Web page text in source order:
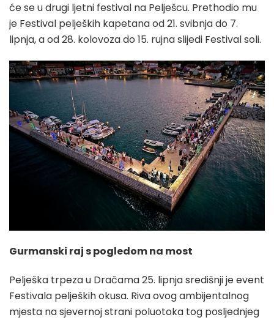
će se u drugi ljetni festival na Pelješcu. Prethodio mu
je Festival peljeških kapetana od 21. svibnja do 7.
lipnja, a od 28. kolovoza do 15. rujna slijedi Festival soli.
Gurmanski raj s pogledom na most
Pelješka trpeza u Dračama 25. lipnja središnji je event
Festivala peljeških okusa. Riva ovog ambijentalnog
mjesta na sjevernoj strani poluotoka tog posljednjeg